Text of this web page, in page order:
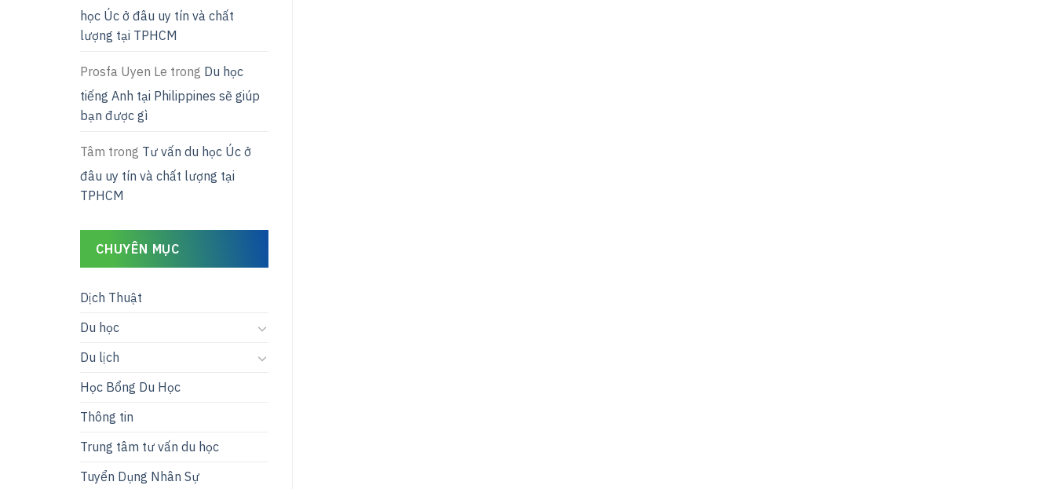
học Úc ở đâu uy tín và chất
lượng tại TPHCM
Prosfa Uyen Le trong Du học
tiếng Anh tại Philippines sẽ giúp
bạn được gì
Tâm trong Tư vấn du học Úc ở
đâu uy tín và chất lượng tại
TPHCM
CHUYÊN MỤC
Dịch Thuật
Du học
Du lịch
Học Bổng Du Học
Thông tin
Trung tâm tư vấn du học
Tuyển Dụng Nhân Sự